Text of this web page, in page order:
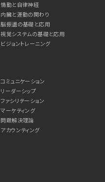
情動と自律神経
内臓と運動の関わり
脳振盪の基礎と応用
視覚システムの基礎と応用
ビジョントレーニング
コミュニケーション
リーダーシップ
ファシリテーション
マーケティング
問題解決理論
アカウンティング